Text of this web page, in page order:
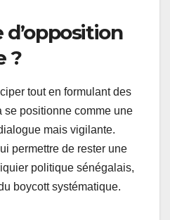
?
tout en formulant des
se positionne comme une
mais vigilante.
permettre de rester une
politique sénégalais,
boycott systématique.